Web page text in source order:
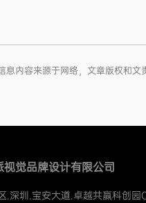
内容来源于网络，文章版权和
觉品牌设计有限公司
.深圳.宝安大道.卓越共赢科创园